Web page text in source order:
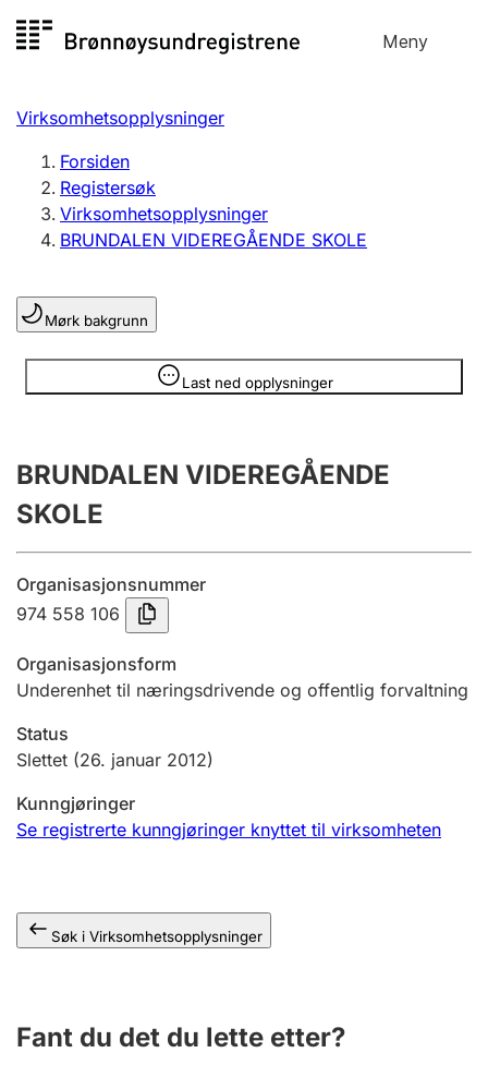
til
Meny
Registersøk
Aksjeselskap
Enkeltpersonforetak
Registrere, endre, slette
Lag og forening
Registrere, endre, slette
Årsregnskap
Innsending og forsinkelsesgebyr
Tinglysing
Betaling og jegeravgiftskort
Ektepaktveileder
Offentlig sektor
Virksomhetsopplysninger
Forsiden
Registersøk
Virksomhetsopplysninger
BRUNDALEN VIDEREGÅENDE SKOLE
Mørk bakgrunn
Last ned opplysninger
Opplysninger er skjult
BRUNDALEN VIDEREGÅENDE
SKOLE
Organisasjonsnummer
974 558 106
Organisasjonsform
Underenhet til næringsdrivende og offentlig forvaltning
Status
Slettet (26. januar 2012)
Kunngjøringer
Se registrerte kunngjøringer knyttet til virksomheten
Søk i Virksomhetsopplysninger
Fant du det du lette etter?